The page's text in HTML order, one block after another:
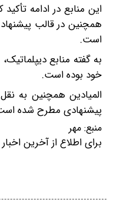
این منابع در ادامه
است.
به گفته منابع
خود بوده است.
المیادین همچنین به
پیشنهادی مطرح شده
منبع: مهر
برای اطلاع از آخرین